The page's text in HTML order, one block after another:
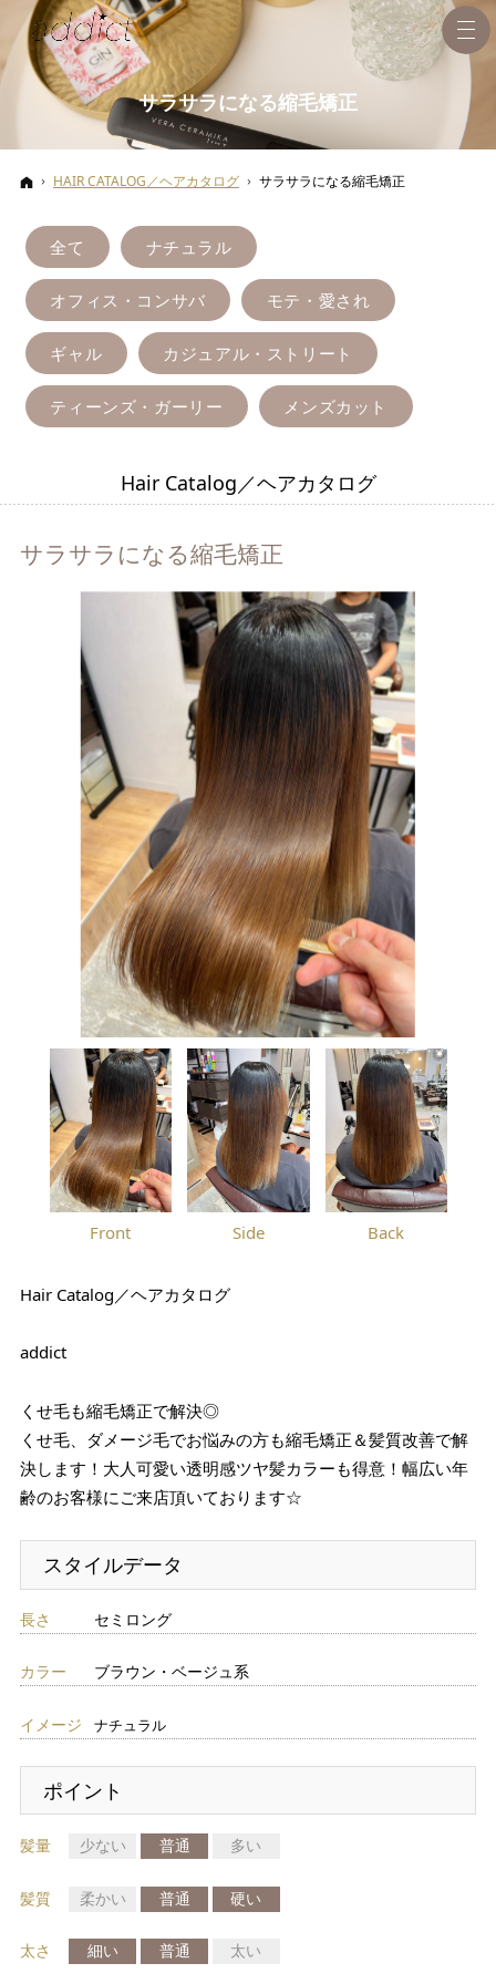
サラサラになる縮毛矯正
ホーム
HAIR CATALOG／ヘアカタログ サラサラになる縮毛矯正
全て ナチュラル
オフィス・コンサバ モテ・愛され
ギャル カジュアル・ストリート
ティーンズ・ガーリー メンズカット
Hair Catalog／ヘアカタログ
サラサラになる縮毛矯正
Front Side Back
Hair Catalog／ヘアカタログ
addict
くせ毛も縮毛矯正で解決◎
くせ毛、ダメージ毛でお悩みの方も縮毛矯正＆髪質改善で解
決します！大人可愛い透明感ツヤ髪カラーも得意！幅広い年
齢のお客様にご来店頂いております☆
スタイルデータ
長さ セミロング
カラー ブラウン・ベージュ系
イメージ ナチュラル
ポイント
髪量 少ない 普通 多い
髪質 柔かい 普通 硬い
太さ 細い 普通 太い